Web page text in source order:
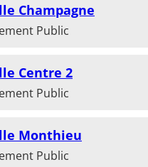
Champagne
Public
Centre 2
Public
Monthieu
Public